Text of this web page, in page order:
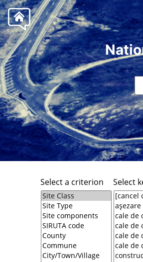
Select a criterion Select